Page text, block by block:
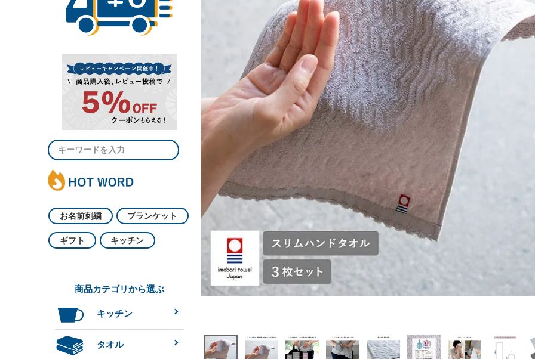
お名前刺繍 ブランケット
ギフト キッチン
商品カテゴリから選ぶ
キッチン
タオル